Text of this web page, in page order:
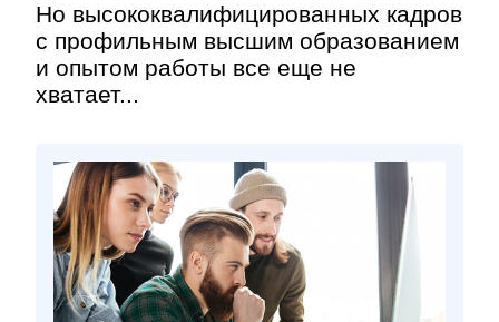
Но высококвалифицированных кадров
с профильным высшим образованием
и опытом работы все еще не
хватает...
Контакт»